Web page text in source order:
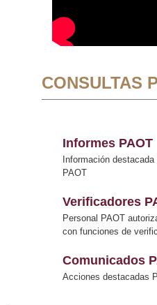
CONSULTAS
Informes PAOT
Información
PAOT
Verificadores
Personal PAOT
con funciones de
Comunicados
Acciones destacadas